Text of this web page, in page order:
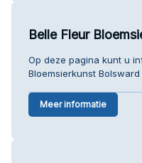
Belle Fleur
Op deze pagina kunt u
Bloemsierkunst
Meer informatie